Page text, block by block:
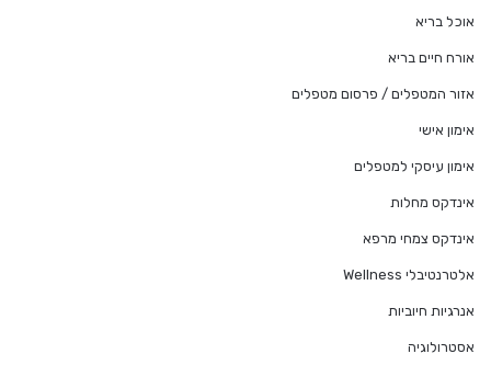
אוכל בריא
אורח חיים בריא
אזור המטפלים / פרסום מטפלים
אימון אישי
אימון עיסקי למטפלים
אינדקס מחלות
אינדקס צמחי מרפא
אלטרנטיבלי Wellness
אנרגיות חיוביות
אסטרולוגיה